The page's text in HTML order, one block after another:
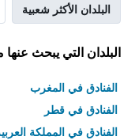
البلدان الأكثر شعبية
البلدان التي يبحث
الفنادق في المغرب
الفنادق في قطر
الفنادق في المملكة